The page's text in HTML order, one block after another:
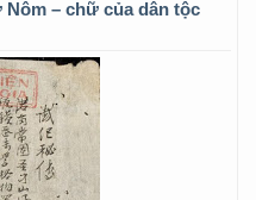
– chữ của dân tộc